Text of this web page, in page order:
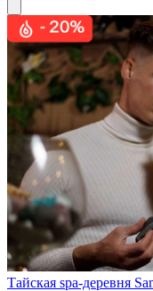
Тайская spa-деревня